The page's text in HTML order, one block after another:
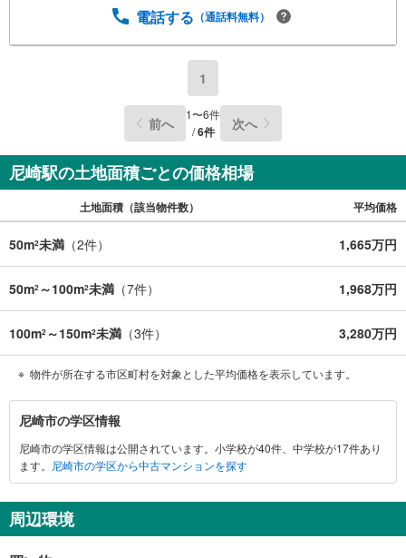
寧にご説明いたします。・車でご自宅や最寄り駅等、ご指
ざいます。◎個別FP相談会 無料物件のご紹介だけでなく
住宅ローン・資金のご相談、まずは家探しについて話を聞
きたいという方も大歓迎です！年間8000棟以上の限定物件
を発表しているオープンハウスだから出会える物件が多数
ございます。ぜひお気軽にご連絡・ご相談ください！※限定
能なオープンハウス・ディベロップメントの物件
電話する （通話料無料）
1
前へ 1〜6件
/6件 次へ
尼崎駅の土地面積ごとの価格相場
土地面積（該当物件数） 平均価格
50m2未満 （2件） 1,665万円
50m2 ～100m2未満 （7件） 1,968万円
100m2 ～150m2未満 （3件） 3,280万円
物件が所在する市区町村を対象とした平均価格を表示しています。
尼
崎
市
に
す
る
尼崎市の学区情報
尼崎市の学区情報は公開されています。小学校が40件、中学校が17件あり
ます。
尼崎市の学区から中古マンションを探す
周辺環境